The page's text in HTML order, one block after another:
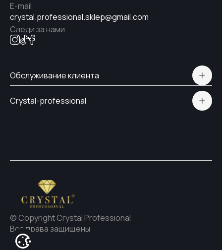
crystal.professional.sklep@gmail.com
E-mail
Следи за нами
Обслуживание клиента
Доставка и оплата
Crystal-professional
© Copyright Crystal Professional
Все права защищены